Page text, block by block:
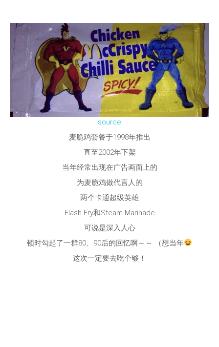
source
麦脆鸡套餐于1998年推出
直至2002年下架
当年经常出现在广告画面上的
为麦脆鸡做代言人的
两个卡通超级英雄
Flash Fry和Steam Marinade
可说是深入人心
顿时勾起了一群80、90后的回忆啊～～ （想当年
这次一定要去吃个够！